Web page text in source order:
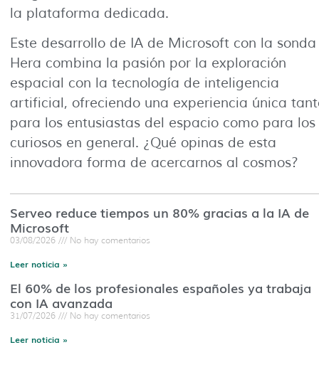
la plataforma dedicada.
Este desarrollo de IA de Microsoft con la sonda
Hera combina la pasión por la exploración
espacial con la tecnología de inteligencia
artificial, ofreciendo una experiencia única
para los entusiastas del espacio como para los
curiosos en general. ¿Qué opinas de esta
innovadora forma de acercarnos al cosmos?
Serveo reduce tiempos un 80% gracias a la IA de
Microsoft
03/08/2026 No hay comentarios
Leer noticia »
El 60% de los profesionales españoles ya trabaja
con IA avanzada
31/07/2026 No hay comentarios
Leer noticia »